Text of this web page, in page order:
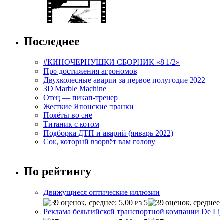
Последнее
#КИНОЧЕРНУШКИ СБОРНИК «8 1/2»
Про достижения агрономов
Двухколесные аварии за первое полугодие 2022
3D Marble Machine
Отец — пикап-тренер
Жесткие Японские пранки
Полёты во сне
Титаник с котом
Подборка ДТП и аварий (январь 2022)
Сок, который взорвёт вам голову
По рейтингу
Движущиеся оптические иллюзии
Реклама бельгийской транспортной компании De